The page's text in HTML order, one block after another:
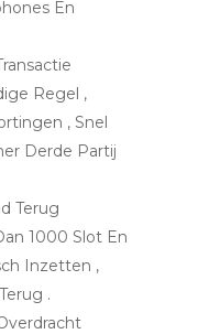
En
Regel ,
, Snel
Derde Partij
Terug
1000 Slot En
Inzetten ,
.